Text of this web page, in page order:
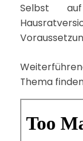
Selbst
Thema